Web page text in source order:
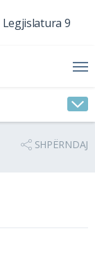
Legjislatura 9
SHPËRNDAJ